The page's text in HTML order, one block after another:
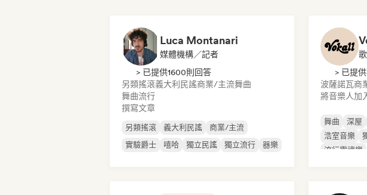
Luca Montanari
媒體機構／記者
> 已提供1600則回答
另類搖滾義大利民謠商業/主流舞曲
舞曲流行
撰寫文章
另類搖滾 義大利民謠
商業/主流
實驗爵士
嘻哈 獨立民謠 獨立流行 器樂
> 已提
波薩諾瓦商
將音樂人加
舞曲 深屋
浩室音樂
流行靈魂樂